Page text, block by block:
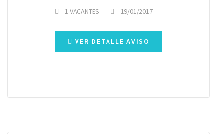
1 VACANTES 19/01/2017
VER DETALLE AVISO